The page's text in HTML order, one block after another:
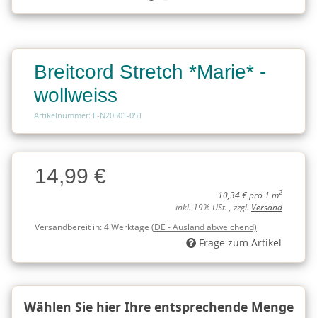
Breitcord Stretch *Marie* -
wollweiss
Artikelnummer: E-N20501-051
Charge
Charge14,99 €
10,34 € pro 1 m2
inkl. 19% USt. , zzgl. Versand
Versandbereit in:4 Werktage (DE - Ausland abweichend)
Frage zum Artikel
Wählen Sie hier Ihre entsprechende Menge